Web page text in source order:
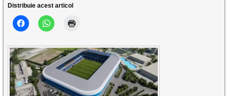
Distribuie acest articol